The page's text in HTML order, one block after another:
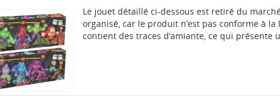
Le jouet détaillé ci-dessous est retiré du
organisé, car le produit n’est pas conforme à
contient des traces d’amiante, ce qui présente